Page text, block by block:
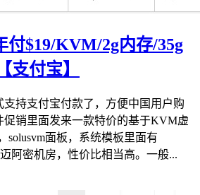
付$19/KVM/2g内存/35g
支付宝】
支持支付宝付款了，方便中国用户购
促销里面发来一款特价的基于KVM虚
solusvm面板，系统模板里面有
阿密机房，性价比相当高。一般...